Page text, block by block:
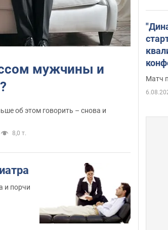
мужчины и
об этом говорить – снова и
8,0 т.
и порчи
Матч